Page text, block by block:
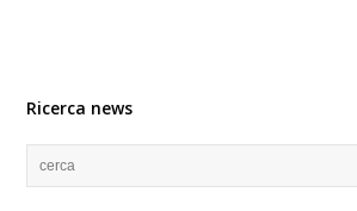
Ricerca news